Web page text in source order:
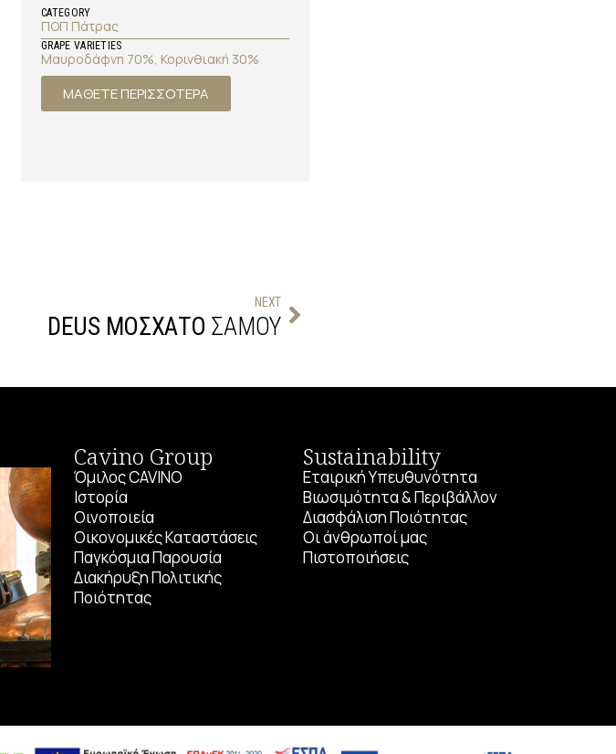
CATEGORY
ΠΟΠ Πάτρας
GRAPE VARIETIES
Μαυροδάφνη 70%, Κορινθιακή 30%
ΜΑΘΕΤΕ ΠΕΡΙΣΣΟΤΕΡΑ
NEXT
DEUS ΜΟΣΧΑΤΟ ΣΑΜΟΥ
Cavino Group
Όμιλος CAVINO
Ιστορία
Οινοποιεία
Οικονομικές Καταστάσεις
Παγκόσμια Παρουσία
Διακήρυξη Πολιτικής
Ποιότητας
Sustainability
Εταιρική Υπευθυνότητα
Βιωσιμότητα & Περιβάλλον
Διασφάλιση Ποιότητας
Οι άνθρωποί μας
Πιστοποιήσεις